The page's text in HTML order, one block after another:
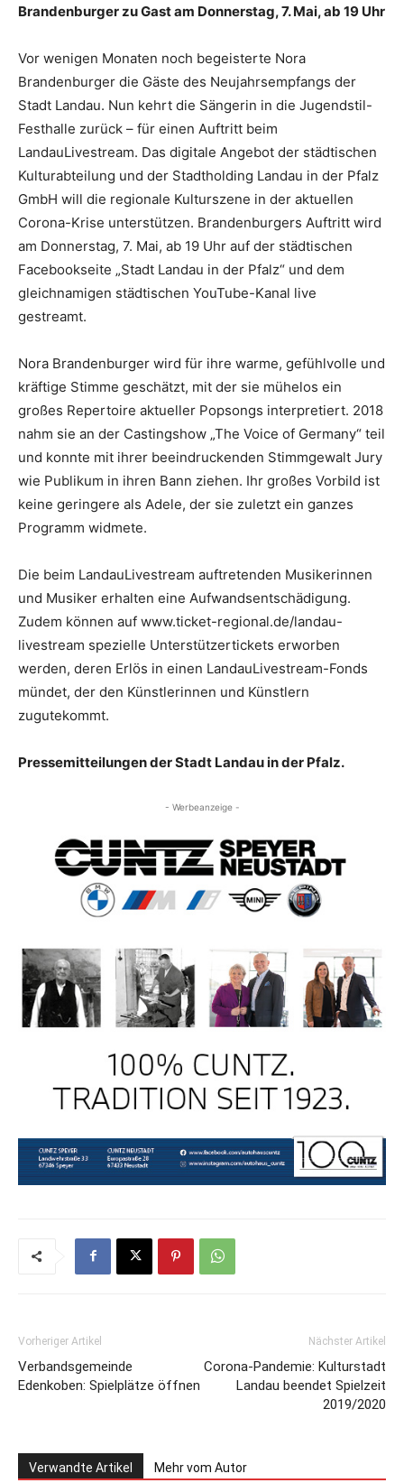
Brandenburger zu Gast am Donnerstag, 7. Mai, ab 19 Uhr
Vor wenigen Monaten noch begeisterte Nora
Brandenburger die Gäste des Neujahrsempfangs der
Stadt Landau. Nun kehrt die Sängerin in die Jugendstil-
Festhalle zurück – für einen Auftritt beim
LandauLivestream. Das digitale Angebot der städtischen
Kulturabteilung und der Stadtholding Landau in der Pfalz
GmbH will die regionale Kulturszene in der aktuellen
Corona-Krise unterstützen. Brandenburgers Auftritt wird
am Donnerstag, 7. Mai, ab 19 Uhr auf der städtischen
Facebookseite „Stadt Landau in der Pfalz“ und dem
gleichnamigen städtischen YouTube-Kanal live
gestreamt.
Nora Brandenburger wird für ihre warme, gefühlvolle und
kräftige Stimme geschätzt, mit der sie mühelos ein
großes Repertoire aktueller Popsongs interpretiert. 2018
nahm sie an der Castingshow „The Voice of Germany“ teil
und konnte mit ihrer beeindruckenden Stimmgewalt Jury
wie Publikum in ihren Bann ziehen. Ihr großes Vorbild ist
keine geringere als Adele, der sie zuletzt ein ganzes
Programm widmete.
Die beim LandauLivestream auftretenden Musikerinnen
und Musiker erhalten eine Aufwandsentschädigung.
Zudem können auf www.ticket-regional.de/landau-
livestream spezielle Unterstützertickets erworben
werden, deren Erlös in einen LandauLivestream-Fonds
mündet, der den Künstlerinnen und Künstlern
zugutekommt.
Pressemitteilungen der Stadt Landau in der Pfalz.
- Werbeanzeige -
Vorheriger Artikel
Verbandsgemeinde
Edenkoben: Spielplätze öffnen
Nächster Artikel
Corona-Pandemie: Kulturstadt
Landau beendet Spielzeit
2019/2020
Verwandte Artikel Mehr vom Autor